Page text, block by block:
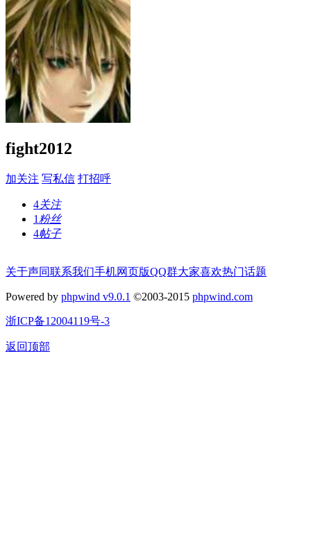
fight2012
加关注 写私信 打招呼
4关注
1 粉丝
4帖子
关于声同联系我们手机网页版QQ群大家喜欢热门话题
Powered by phpwind v9.0.1 ©2003-2015 phpwind.com
浙ICP备12004119号-3
返回顶部